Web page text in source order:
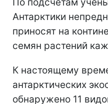
По подсчетам
Антарктики
приносят на
семян растений
К настоящему
антарктических
обнаружено 11